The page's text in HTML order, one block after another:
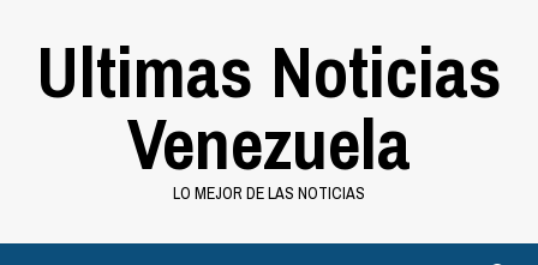
Ultimas Noticias
Venezuela
LO MEJOR DE LAS NOTICIAS